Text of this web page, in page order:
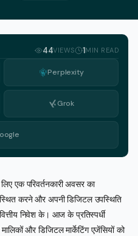
44VIEWS 1MIN READ
Perplexity
Grok
एक परिवर्तनकारी अवसर का
करने और अपनी डिजिटल उपस्थिति
निवेश के। आज के प्रतिस्पर्धी
और डिजिटल मार्केटिंग एजेंसियों को